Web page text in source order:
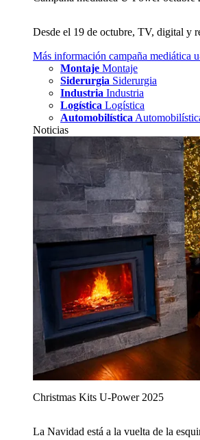
Desde el 19 de octubre, TV, digital y
Más información campaña mediática
Montaje Montaje
Siderurgia Siderurgia
Industria Industria
Logística Logística
Automobilística
Noticias
Christmas Kits U‑Power 2025
La Navidad está a la vuelta de la